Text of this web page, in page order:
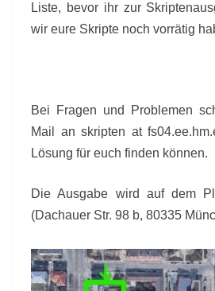
Liste, bevor ihr zur
wir eure Skripte noch vorrätig
Bei Fragen und Problemen
Mail an skripten at
Lösung für euch finden können.
Die Ausgabe wird auf dem
(Dachauer Str. 98 b, 80335